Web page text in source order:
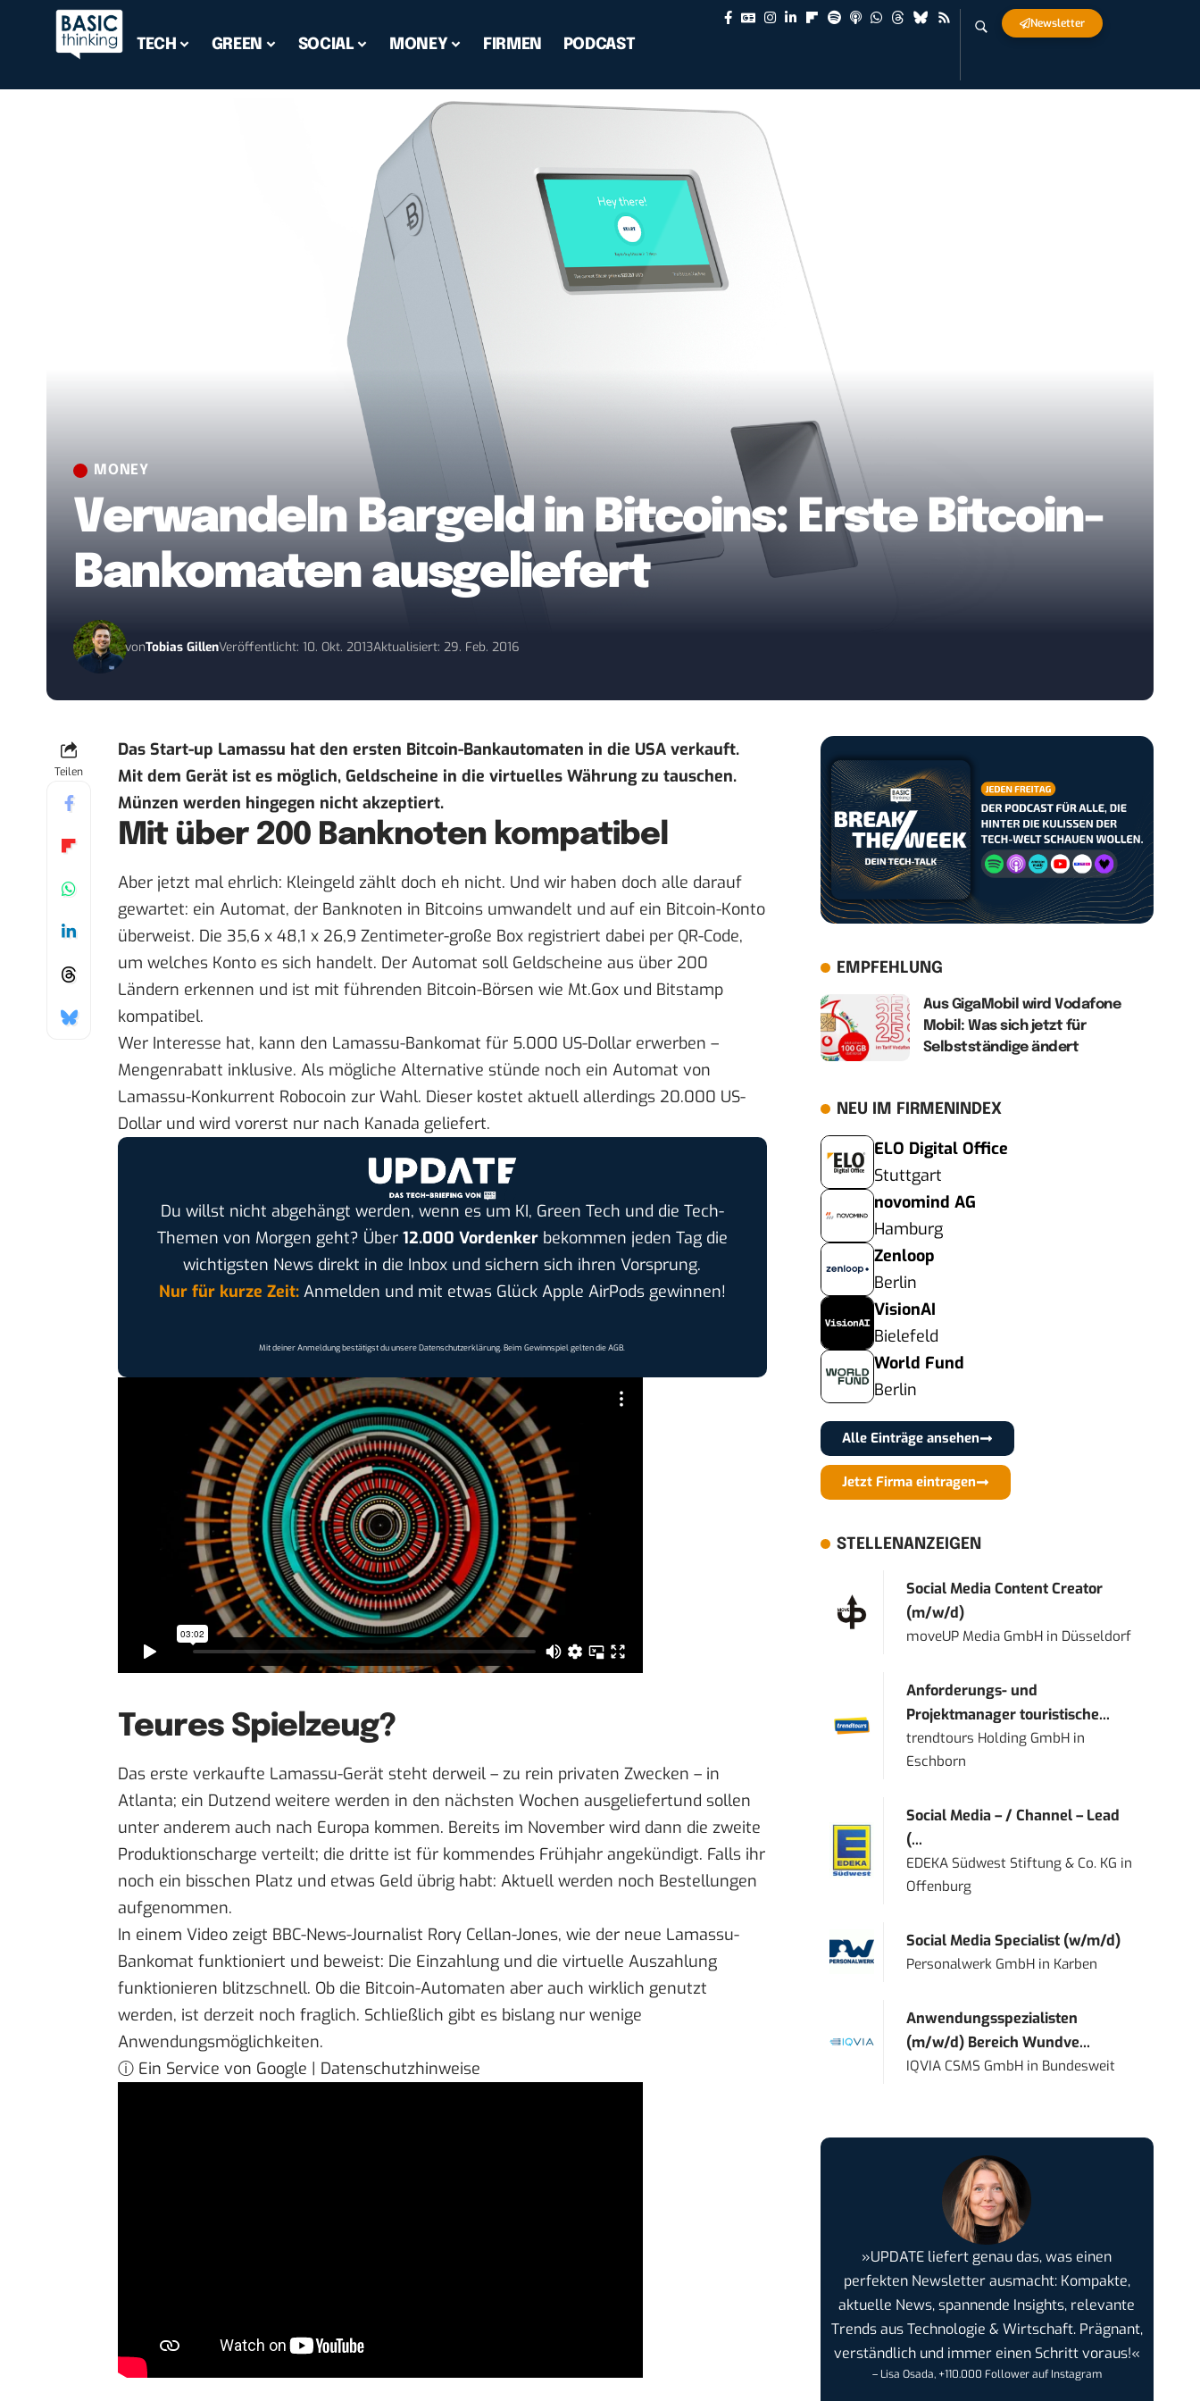
TECH GREEN SOCIAL MONEY FIRMEN PODCAST
Newsletter
MONEY
Verwandeln Bargeld in Bitcoins: Erste Bitcoin-
Bankomaten ausgeliefert
vonTobias GillenVeröffentlicht: 10. Okt. 2013Aktualisiert: 29. Feb. 2016
Teilen
Das Start-up Lamassu hat den ersten Bitcoin-Bankautomaten in die USA verkauft.
Mit dem Gerät ist es möglich, Geldscheine in die virtuelles Währung zu tauschen.
Münzen werden hingegen nicht akzeptiert.
Mit über 200 Banknoten kompatibel
Aber jetzt mal ehrlich: Kleingeld zählt doch eh nicht. Und wir haben doch alle darauf
gewartet: ein Automat, der Banknoten in Bitcoins umwandelt und auf ein Bitcoin-Konto
überweist. Die 35,6 x 48,1 x 26,9 Zentimeter-große Box registriert dabei per QR-Code,
um welches Konto es sich handelt. Der Automat soll Geldscheine aus über 200
Ländern erkennen und ist mit führenden Bitcoin-Börsen wie Mt.Gox und Bitstamp
kompatibel.
Wer Interesse hat, kann den Lamassu-Bankomat für 5.000 US-Dollar erwerben –
Mengenrabatt inklusive. Als mögliche Alternative stünde noch ein Automat von
Lamassu-Konkurrent Robocoin zur Wahl. Dieser kostet aktuell allerdings 20.000 US-
Dollar und wird vorerst nur nach Kanada geliefert.
Du willst nicht abgehängt werden, wenn es um KI, Green Tech und die Tech-
Themen von Morgen geht? Über 12.000 Vordenkerbekommen jeden Tag die
wichtigsten News direkt in die Inbox und sichern sich ihren Vorsprung.
Nur für kurze Zeit:Anmelden und mit etwas Glück Apple AirPods gewinnen!
Mit deiner Anmeldung bestätigst du unsereDatenschutzerklärung. Beim Gewinnspiel gelten dieAGB.
Teures Spielzeug?
Das erste verkaufte Lamassu-Gerät steht derweil – zu rein privaten Zwecken – in
Atlanta; ein Dutzend weitere werden in den nächsten Wochen ausgeliefertund sollen
unter anderem auch nach Europa kommen. Bereits im November wird dann die zweite
Produktionscharge verteilt; die dritte ist für kommendes Frühjahr angekündigt. Falls ihr
noch ein bisschen Platz und etwas Geld übrig habt: Aktuell werden noch Bestellungen
aufgenommen.
In einem Video zeigt BBC-News-Journalist Rory Cellan-Jones, wie der neue Lamassu-
Bankomat funktioniert und beweist: Die Einzahlung und die virtuelle Auszahlung
funktionieren blitzschnell. Ob die Bitcoin-Automaten aber auch wirklich genutzt
werden, ist derzeit noch fraglich. Schließlich gibt es bislang nur wenige
Anwendungsmöglichkeiten.
ⓘ Ein Service von Google | Datenschutzhinweise
EMPFEHLUNG
Aus GigaMobil wird Vodafone
Mobil: Was sich jetzt für
Selbstständige ändert
NEU IM FIRMENINDEX
ELO Digital Office
Stuttgart
novomind AG
Hamburg
Zenloop
Berlin
VisionAI
Bielefeld
World Fund
Berlin
Alle Einträge ansehen
Jetzt Firma eintragen
STELLENANZEIGEN
Social Media Content Creator
(m/w/d)
moveUP Media GmbH in Düsseldorf
Anforderungs- und
Projektmanager touristische...
trendtours Holding GmbH in
Eschborn
Social Media – / Channel – Lead
(...
EDEKA Südwest Stiftung & Co. KG in
Offenburg
Social Media Specialist (w/m/d)
Personalwerk GmbH in Karben
Anwendungsspezialisten
(m/w/d) Bereich Wundve...
IQVIA CSMS GmbH in Bundesweit
»UPDATE liefert genau das, was einen
perfekten Newsletter ausmacht: Kompakte,
aktuelle News, spannende Insights, relevante
Trends aus Technologie & Wirtschaft. Prägnant,
verständlich und immer einen Schritt voraus!«
– Lisa Osada, +110.000 Follower auf Instagram